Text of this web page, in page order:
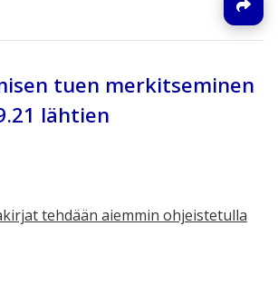
tuen merkitseminen
lähtien
tehdään aiemmin ohjeistetulla